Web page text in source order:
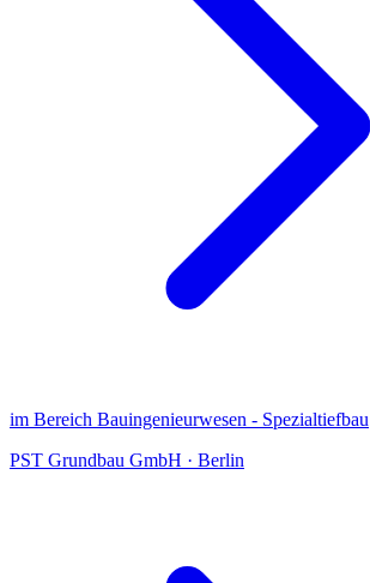
im Bereich Bauingenieurwesen - Spezialtiefbau
PST Grundbau GmbH · Berlin